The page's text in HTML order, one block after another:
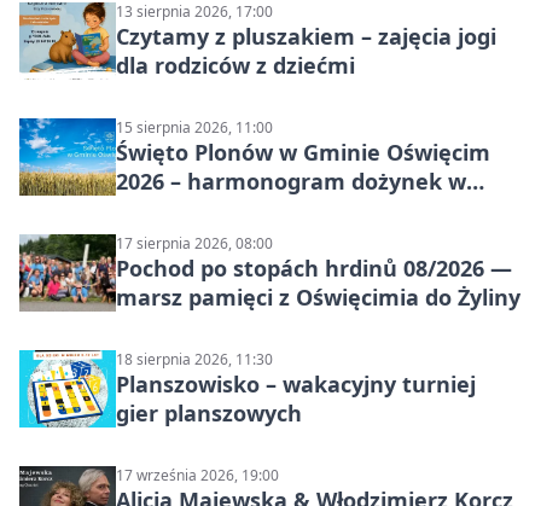
13 sierpnia 2026, 17:00
Czytamy z pluszakiem – zajęcia jogi
dla rodziców z dziećmi
15 sierpnia 2026, 11:00
Święto Plonów w Gminie Oświęcim
2026 – harmonogram dożynek w
17 sierpnia 2026, 08:00
Pochod po stopách hrdinů 08/2026 —
marsz pamięci z Oświęcimia do Żyliny
18 sierpnia 2026, 11:30
Planszowisko – wakacyjny turniej
gier planszowych
17 września 2026, 19:00